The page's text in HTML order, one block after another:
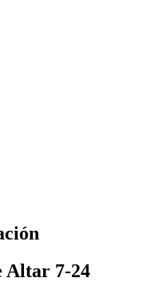
Altar 7-24